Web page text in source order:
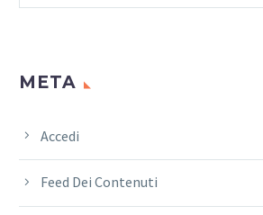
META
Accedi
Feed Dei Contenuti